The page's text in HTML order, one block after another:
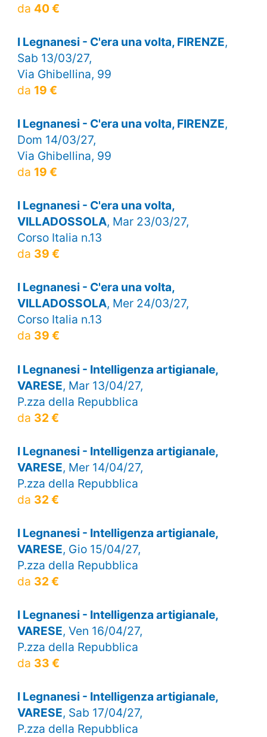
da 40 €
I Legnanesi - C'era una volta, FIRENZE,
Sab 13/03/27,
Via Ghibellina, 99
da 19 €
I Legnanesi - C'era una volta, FIRENZE,
Dom 14/03/27,
Via Ghibellina, 99
da 19 €
I Legnanesi - C'era una volta,
VILLADOSSOLA, Mar 23/03/27,
Corso Italia n.13
da 39 €
I Legnanesi - C'era una volta,
VILLADOSSOLA, Mer 24/03/27,
Corso Italia n.13
da 39 €
I Legnanesi - Intelligenza artigianale,
VARESE, Mar 13/04/27,
P.zza della Repubblica
da 32 €
I Legnanesi - Intelligenza artigianale,
VARESE, Mer 14/04/27,
P.zza della Repubblica
da 32 €
I Legnanesi - Intelligenza artigianale,
VARESE, Gio 15/04/27,
P.zza della Repubblica
da 32 €
I Legnanesi - Intelligenza artigianale,
VARESE, Ven 16/04/27,
P.zza della Repubblica
da 33 €
I Legnanesi - Intelligenza artigianale,
VARESE, Sab 17/04/27,
P.zza della Repubblica